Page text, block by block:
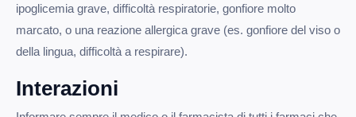
ipoglicemia grave, difficoltà respiratorie, gonfiore molto
marcato, o una reazione allergica grave (es. gonfiore del viso o
della lingua, difficoltà a respirare).
Interazioni